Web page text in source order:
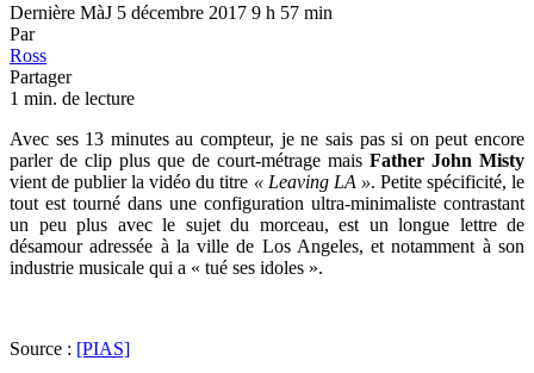
Dernière MàJ 5 décembre 2017 9 h 57 min
Par
Ross
Partager
1 min. de lecture
Avec ses 13 minutes au compteur, je ne sais pas si on peut encore
parler de clip plus que de court-métrage mais Father John Misty
vient de publier la vidéo du titre « Leaving LA ». Petite spécificité, le
tout est tourné dans une configuration ultra-minimaliste contrastant
un peu plus avec le sujet du morceau, est un longue lettre de
désamour adressée à la ville de Los Angeles, et notamment à son
industrie musicale qui a « tué ses idoles ».
Source : [PIAS]